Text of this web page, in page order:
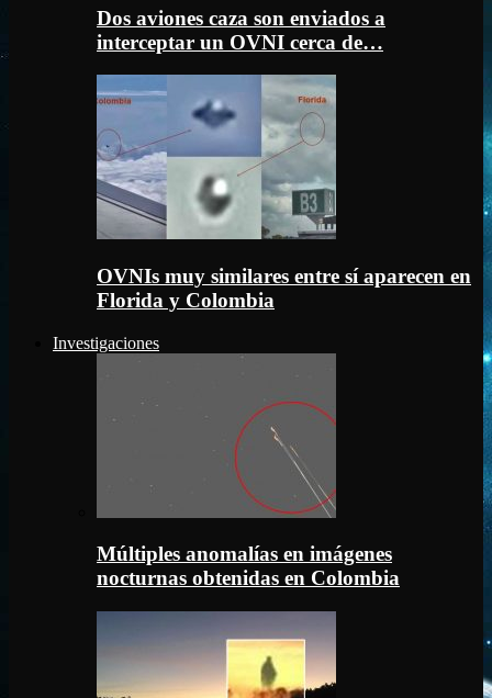
Dos aviones caza son enviados a
interceptar un OVNI cerca de…
OVNIs muy similares entre sí aparecen en
Florida y Colombia
Investigaciones
Múltiples anomalías en imágenes
nocturnas obtenidas en Colombia